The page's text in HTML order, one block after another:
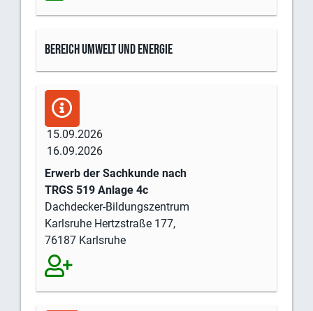
Bereich Umwelt und Energie
15.09.2026
16.09.2026
Erwerb der Sachkunde nach
TRGS 519 Anlage 4c
Dachdecker-Bildungszentrum
Karlsruhe Hertzstraße 177,
76187 Karlsruhe